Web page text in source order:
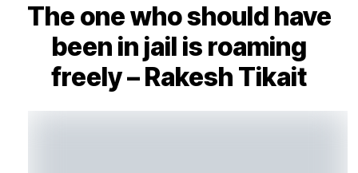
The one who should have
been in jail is roaming
freely – Rakesh Tikait